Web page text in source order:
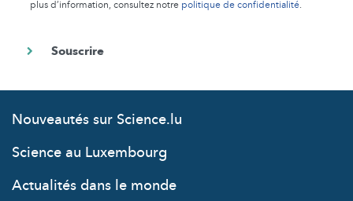
plus d’information, consultez notre politique de confidentialité.
Nouveautés sur Science.lu
Science au Luxembourg
Actualités dans le monde